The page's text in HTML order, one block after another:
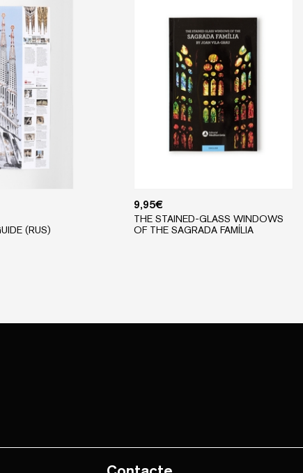
(RUS)
9,95€
THE STAINED-GLASS WINDOWS
OF THE SAGRADA FAMÍLIA